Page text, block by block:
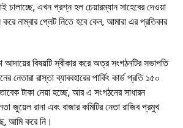
চালাচ্ছে, এখন প্রশ্ন হল চেয়ারম্যান সাহেবের দেওয়া
নাম্বার প্লেট নিতে হবে কেন, আমারা এর প্রতিকার
আদায়ের বিষয়টি স্বীকার করে অত্র সংগঠনটির সভাপতি
নেতারা রাস্তা ব্যাববহারের পার্কিং কার্ড প্রতি ১৫০
টাকা নেয়া হচ্ছে, আর এ সংগঠনের সাধারন
জুয়েল রানা এবং বাজার কমিটির নেতা রাজিব প্রমুখ
আমি করে নি।